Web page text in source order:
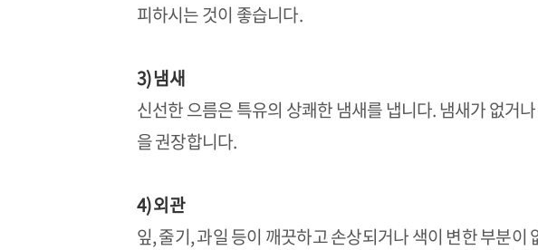
피하시는 것이 좋습니다.
3) 냄새
신선한 으름은 특유의 상쾌한 냄새를 냅니다. 냄새가 없거
을 권장합니다.
4) 외관
잎, 줄기, 과일 등이 깨끗하고 손상되거나 색이 변한 부분이